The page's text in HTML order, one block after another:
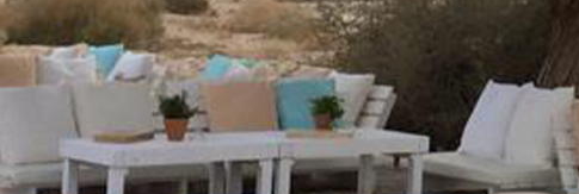
אירוח כפרי
جيل، غرف ضيافة